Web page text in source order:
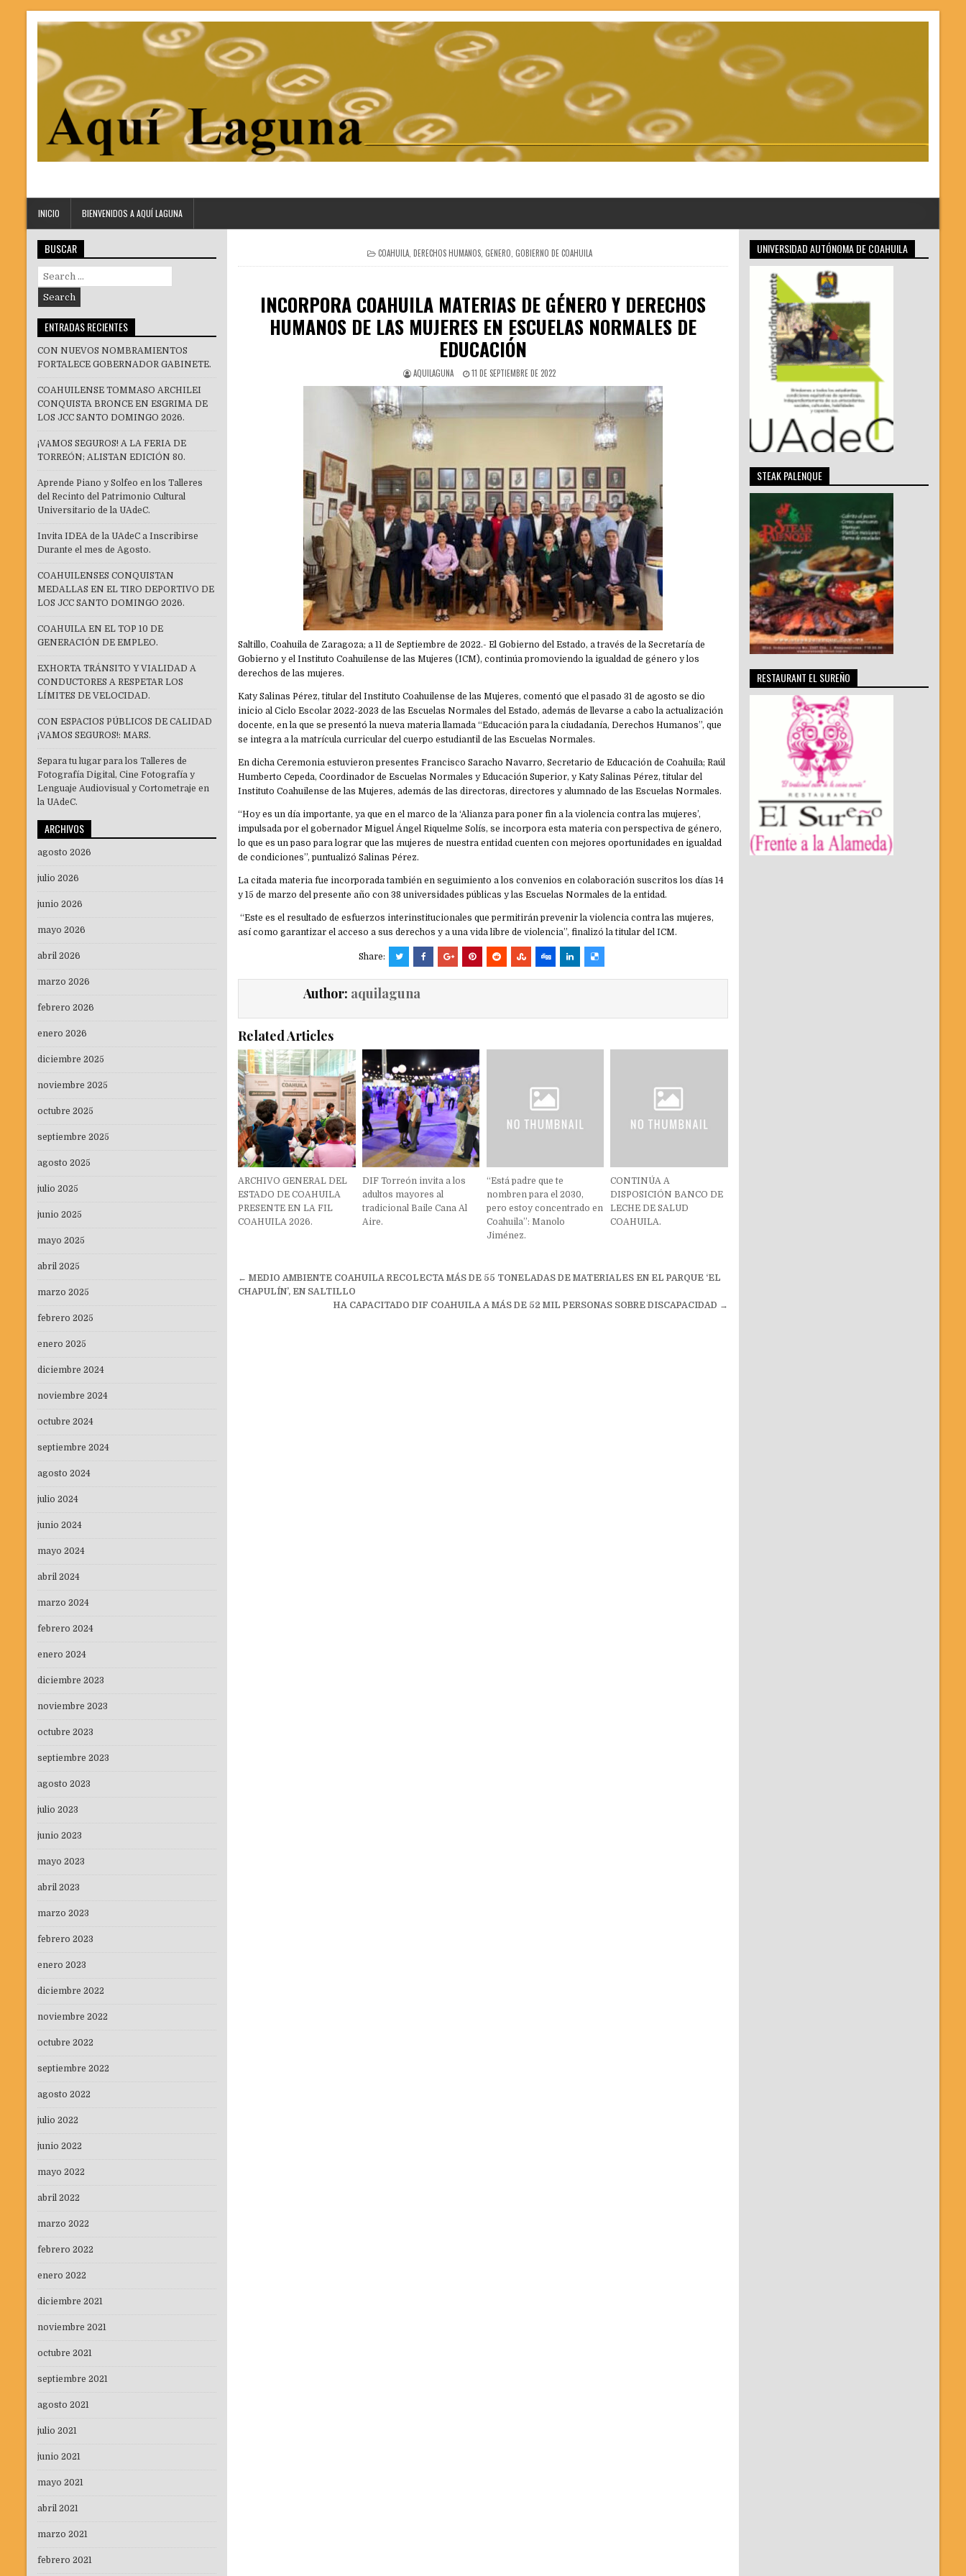
INICIO BIENVENIDOS A AQUÍ LAGUNA
POSTED
IN
COAHUILA, DERECHOS HUMANOS, GENERO, GOBIERNO DE COAHUILA
INCORPORA COAHUILA MATERIAS DE GÉNERO Y DERECHOS
HUMANOS DE LAS MUJERES EN ESCUELAS NORMALES DE
EDUCACIÓN
AQUILAGUNA 11 DE SEPTIEMBRE DE 2022
Saltillo, Coahuila de Zaragoza; a 11 de Septiembre de 2022.- El Gobierno del Estado, a través de la Secretaría de
Gobierno y el Instituto Coahuilense de las Mujeres (ICM), continúa promoviendo la igualdad de género y los
derechos de las mujeres.
Katy Salinas Pérez, titular del Instituto Coahuilense de las Mujeres, comentó que el pasado 31 de agosto se dio
inicio al Ciclo Escolar 2022-2023 de las Escuelas Normales del Estado, además de llevarse a cabo la actualización
docente, en la que se presentó la nueva materia llamada “Educación para la ciudadanía, Derechos Humanos”, que
se integra a la matrícula curricular del cuerpo estudiantil de las Escuelas Normales.
En dicha Ceremonia estuvieron presentes Francisco Saracho Navarro, Secretario de Educación de Coahuila; Raúl
Humberto Cepeda, Coordinador de Escuelas Normales y Educación Superior, y Katy Salinas Pérez, titular del
Instituto Coahuilense de las Mujeres, además de las directoras, directores y alumnado de las Escuelas Normales.
“Hoy es un día importante, ya que en el marco de la ‘Alianza para poner fin a la violencia contra las mujeres’,
impulsada por el gobernador Miguel Ángel Riquelme Solís, se incorpora esta materia con perspectiva de género,
lo que es un paso para lograr que las mujeres de nuestra entidad cuenten con mejores oportunidades en igualdad
de condiciones”, puntualizó Salinas Pérez.
La citada materia fue incorporada también en seguimiento a los convenios en colaboración suscritos los días 14
y 15 de marzo del presente año con 38 universidades públicas y las Escuelas Normales de la entidad.
“Este es el resultado de esfuerzos interinstitucionales que permitirán prevenir la violencia contra las mujeres,
así como garantizar el acceso a sus derechos y a una vida libre de violencia”, finalizó la titular del ICM.
Share:
Author: aquilaguna
Related Articles
ARCHIVO GENERAL DEL
ESTADO DE COAHUILA
PRESENTE EN LA FIL
COAHUILA 2026.
DIF Torreón invita a los
adultos mayores al
tradicional Baile Cana Al
Aire.
“Está padre que te
nombren para el 2030,
pero estoy concentrado en
Coahuila”: Manolo
Jiménez.
CONTINÚA A
DISPOSICIÓN BANCO DE
LECHE DE SALUD
COAHUILA.
Navegación
de
←MEDIO AMBIENTE COAHUILA RECOLECTA MÁS DE 55 TONELADAS DE MATERIALES EN EL PARQUE ‘EL
CHAPULÍN’, EN SALTILLO
HA CAPACITADO DIF COAHUILA A MÁS DE 52 MIL PERSONAS SOBRE DISCAPACIDAD →
BUSCAR
Search
for:
ENTRADAS RECIENTES
CON NUEVOS NOMBRAMIENTOS
FORTALECE GOBERNADOR GABINETE.
COAHUILENSE TOMMASO ARCHILEI
CONQUISTA BRONCE EN ESGRIMA DE
LOS JCC SANTO DOMINGO 2026.
¡VAMOS SEGUROS! A LA FERIA DE
TORREÓN; ALISTAN EDICIÓN 80.
Aprende Piano y Solfeo en los Talleres
del Recinto del Patrimonio Cultural
Universitario de la UAdeC.
Invita IDEA de la UAdeC a Inscribirse
Durante el mes de Agosto.
COAHUILENSES CONQUISTAN
MEDALLAS EN EL TIRO DEPORTIVO DE
LOS JCC SANTO DOMINGO 2026.
COAHUILA EN EL TOP 10 DE
GENERACIÓN DE EMPLEO.
EXHORTA TRÁNSITO Y VIALIDAD A
CONDUCTORES A RESPETAR LOS
LÍMITES DE VELOCIDAD.
CON ESPACIOS PÚBLICOS DE CALIDAD
¡VAMOS SEGUROS!: MARS.
Separa tu lugar para los Talleres de
Fotografía Digital, Cine Fotografía y
Lenguaje Audiovisual y Cortometraje en
la UAdeC.
ARCHIVOS
agosto 2026
julio 2026
junio 2026
mayo 2026
abril 2026
marzo 2026
febrero 2026
enero 2026
diciembre 2025
noviembre 2025
octubre 2025
septiembre 2025
agosto 2025
julio 2025
junio 2025
mayo 2025
abril 2025
marzo 2025
febrero 2025
enero 2025
diciembre 2024
noviembre 2024
octubre 2024
septiembre 2024
agosto 2024
julio 2024
junio 2024
mayo 2024
abril 2024
marzo 2024
febrero 2024
enero 2024
diciembre 2023
noviembre 2023
octubre 2023
septiembre 2023
agosto 2023
julio 2023
junio 2023
mayo 2023
abril 2023
marzo 2023
febrero 2023
enero 2023
diciembre 2022
noviembre 2022
octubre 2022
septiembre 2022
agosto 2022
julio 2022
junio 2022
mayo 2022
abril 2022
marzo 2022
febrero 2022
enero 2022
diciembre 2021
noviembre 2021
octubre 2021
septiembre 2021
agosto 2021
julio 2021
junio 2021
mayo 2021
abril 2021
marzo 2021
febrero 2021
UNIVERSIDAD AUTÓNOMA DE COAHUILA
STEAK PALENQUE
RESTAURANT EL SUREÑO